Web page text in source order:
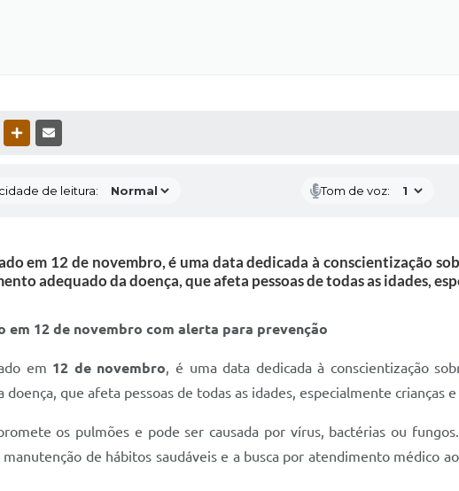
WHATSAPPOUTRAS MÍDIAS
de leitura: Tom de voz:
em 12 de novembro, é uma data dedicada à conscientização
adequado da doença, que afeta pessoas de todas as idades,
em 12 de novembro com alerta para prevenção
em 12 de novembro, é uma data dedicada à conscientização
doença, que afeta pessoas de todas as idades, especialmente crianças
os pulmões e pode ser causada por vírus, bactérias ou
manutenção de hábitos saudáveis e a busca por atendimento médico